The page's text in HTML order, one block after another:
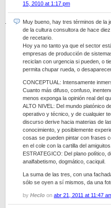
15, 2010 at 1:17 pm
Muy bueno, hay tres términos de la
de la cultura consultora de hace
de recetario.
Hoy ya no tanto ya que el sector
empresas de producción de
reciclan con urgencia si pueden, o
permita chupar rueda, o
CONCEPTUAL: Intensamente
Cuanto más difuso, confuso,
menos exponga la opinión real del
ALTO NIVEL: Del mundo platónico
operativo y técnico, y de cualquier
discurso derive hacia materias de
conocimiento, y posiblemente
cosas se pueden pintar con frases
en el cole con la cartilla del amiguitos.
ESTRATEGICO: Del plano político,
analfabetismo, dogmático, caciquil.
La suma de las tres, con una
sólo se oyen a sí mismos, da una
by Heclo on abr 21, 2011 at 11:47